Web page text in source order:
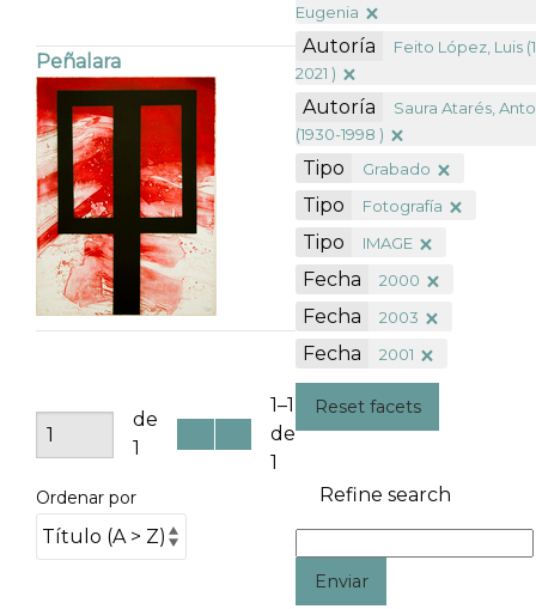
Peñalara
de
1
1–1
de
1
Ordenar por
Eugenia
Autoría
Feito López, Luis
2021 )
Autoría
Saura Atarés,
(1930-1998 )
Tipo Grabado
Tipo Fotografía
Tipo IMAGE
Fecha 2000
Fecha 2003
Fecha 2001
Reset facets
Refine search
Enviar